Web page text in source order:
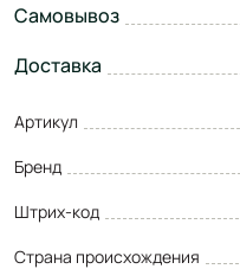
Самовывоз
Доставка
Артикул
Бренд
Штрих-код
Страна происхождения